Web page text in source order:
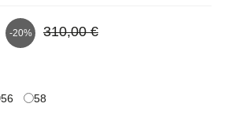
-20% 310,00 €
56 58